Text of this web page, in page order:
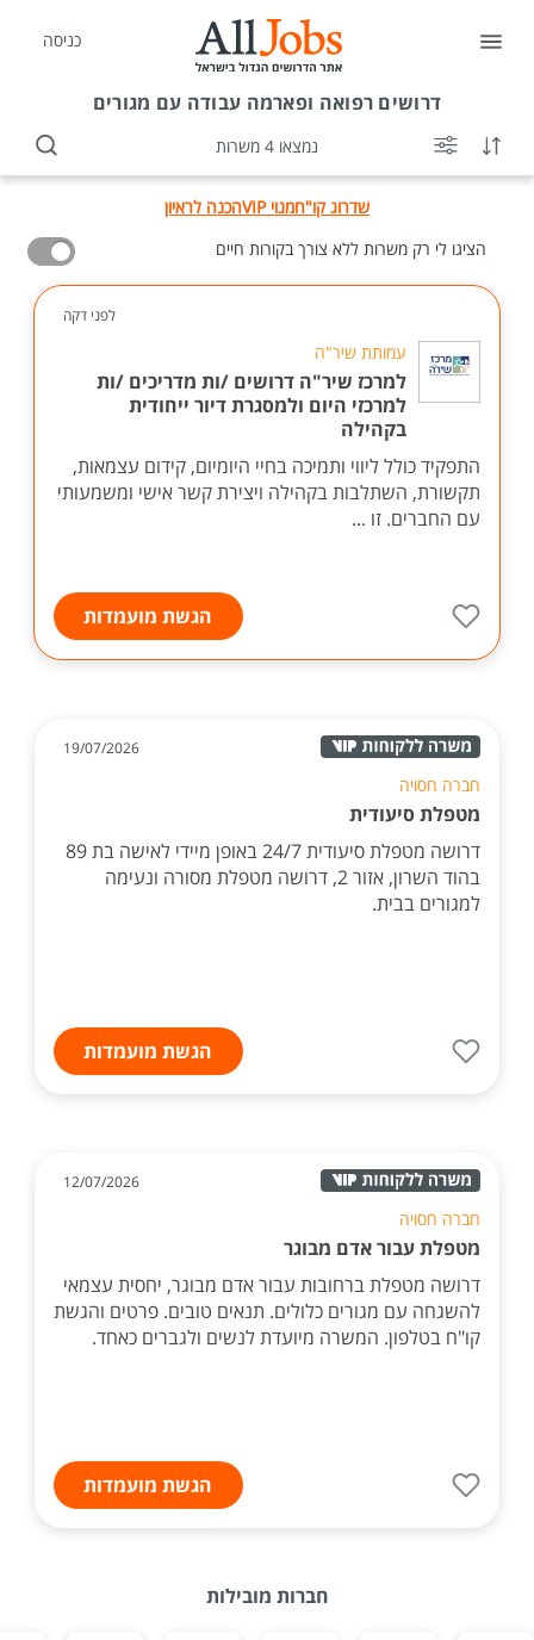
כניסה
דרושים רפואה ופארמה עבודה עם מגורים
נמצאו 4 משרות
שדרוג קו"חמנוי VIP
הכנה לראיון
הציגו לי רק משרות ללא צורך בקורות חיים
לפני דקה
עמותת שיר"ה
למרכז שיר"ה דרושים /ות מדריכים /ות
למרכזי היום ולמסגרת דיור ייחודית
בקהילה
התפקיד כולל ליווי ותמיכה בחיי היומיום, קידום עצמאות,
תקשורת, השתלבות בקהילה ויצירת קשר אישי ומשמעותי
עם החברים. זו ...
הגשת מועמדות
19/07/2026
חברה חסויה
מטפלת סיעודית
דרושה מטפלת סיעודית 24/7 באופן מיידי לאישה בת 89
בהוד השרון, אזור 2, דרושה מטפלת מסורה ונעימה
למגורים בבית.
הגשת מועמדות
12/07/2026
חברה חסויה
מטפלת עבור אדם מבוגר
דרושה מטפלת ברחובות עבור אדם מבוגר, יחסית עצמאי
להשגחה עם מגורים כלולים. תנאים טובים. פרטים והגשת
קו"ח בטלפון. המשרה מיועדת לנשים ולגברים כאחד.
הגשת מועמדות
חברות מובילות